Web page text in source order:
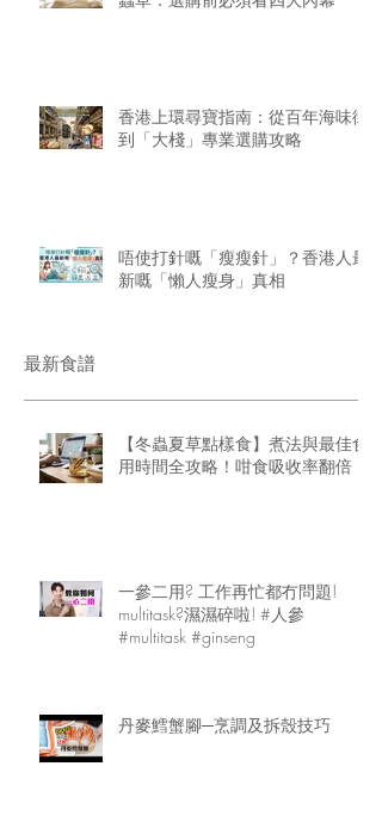
香港上環尋寶指南：從百年海味街
到「大棧」專業選購攻略
唔使打針嘅「瘦瘦針」？香港人最
新嘅「懶人瘦身」真相
最新食譜
【冬蟲夏草點樣食】煮法與最佳食
用時間全攻略！咁食吸收率翻倍
一參二用? 工作再忙都冇問題!
multitask?濕濕碎啦! #人參
#multitask #ginseng
丹麥鱈蟹腳─烹調及拆殼技巧